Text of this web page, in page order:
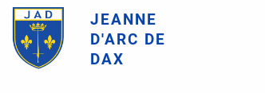
JEANNE
D'ARC DE
DAX